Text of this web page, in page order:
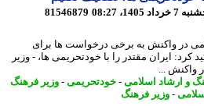
81546879
واکنش به برخی درخواست ها برای
ایران مقتدر را با خودتحریمی ها، - وزیر
...
اسلامی-خودتحریمی -وزیر فرهنگ
-وزیر فرهنگ